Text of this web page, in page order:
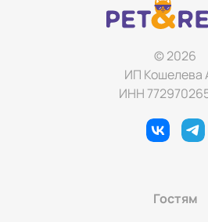
© 2026
ИП Кошелева
ИНН
Гостям